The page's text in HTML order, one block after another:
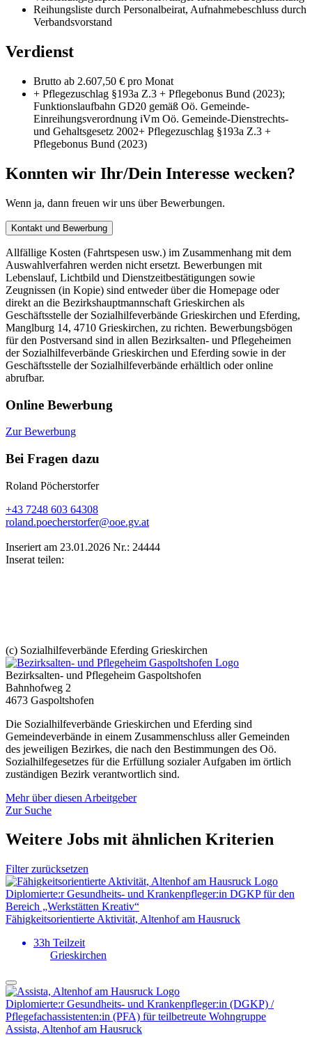
Reihungsliste durch Personalbeirat, Aufnahmebeschluss durch
Verbandsvorstand
Verdienst
Brutto ab 2.607,50 € pro Monat
+ Pflegezuschlag §193a Z.3 + Pflegebonus Bund (2023);
Funktionslaufbahn GD20 gemäß Oö. Gemeinde-
Einreihungsverordnung iVm Oö. Gemeinde-Dienstrechts-
und Gehaltsgesetz 2002+ Pflegezuschlag §193a Z.3 +
Pflegebonus Bund (2023)
Konnten wir Ihr/Dein Interesse wecken?
Wenn ja, dann freuen wir uns über Bewerbungen.
Kontakt und Bewerbung
Allfällige Kosten (Fahrtspesen usw.) im Zusammenhang mit dem
Auswahlverfahren werden nicht ersetzt. Bewerbungen mit
Lebenslauf, Lichtbild und Dienstzeitbestätigungen sowie
Zeugnissen (in Kopie) sind entweder über die Homepage oder
direkt an die Bezirkshauptmannschaft Grieskirchen als
Geschäftsstelle der Sozialhilfeverbände Grieskirchen und Eferding,
Manglburg 14, 4710 Grieskirchen, zu richten. Bewerbungsbögen
für den Postversand sind in allen Bezirksalten- und Pflegeheimen
der Sozialhilfeverbände Grieskirchen und Eferding sowie in der
Geschäftsstelle der Sozialhilfeverbände erhältlich oder online
abrufbar.
Online Bewerbung
Zur Bewerbung
Bei Fragen dazu
Roland Pöcherstorfer
+43 7248 603 64308
roland.poecherstorfer@ooe.gv.at
Inseriert am 23.01.2026 Nr.: 24444
Inserat teilen:
(c) Sozialhilfeverbände Eferding Grieskirchen
Bezirksalten- und Pflegeheim Gaspoltshofen
Bahnhofweg 2
4673 Gaspoltshofen
Die Sozialhilfeverbände Grieskirchen und Eferding sind
Gemeindeverbände in einem Zusammenschluss aller Gemeinden
des jeweiligen Bezirkes, die nach den Bestimmungen des Oö.
Sozialhilfegesetzes für die Erfüllung sozialer Aufgaben im örtlich
zuständigen Bezirk verantwortlich sind.
Mehr über diesen Arbeitgeber
Zur Suche
Weitere Jobs mit ähnlichen Kriterien
Filter zurücksetzen
Diplomierte:r Gesundheits- und Kranken­pfleger:in DGKP für den
Bereich „Werkstätten Kreativ“
Fähigkeitsorientierte Aktivität, Altenhof am Hausruck
33h Teilzeit
Grieskirchen
Diplomierte:r Gesundheits- und Kranken­pfleger:in (DGKP) /
Pflegefach­assistenten:in (PFA) für teilbetreute Wohngruppe
Assista, Altenhof am Hausruck